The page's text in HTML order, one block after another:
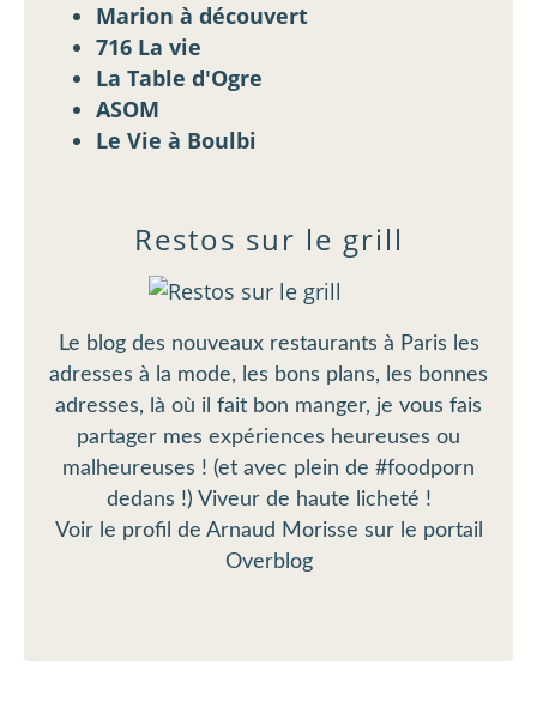
Restos sur le grill
Le blog des nouveaux restaurants à Paris les
adresses à la mode, les bons plans, les bonnes
adresses, là où il fait bon manger, je vous fais
partager mes expériences heureuses ou
malheureuses ! (et avec plein de #foodporn
dedans !) Viveur de haute licheté !
Voir le profil de Arnaud Morisse sur le portail
Overblog
Marion à découvert
716 La vie
La Table d'Ogre
ASOM
Le Vie à Boulbi